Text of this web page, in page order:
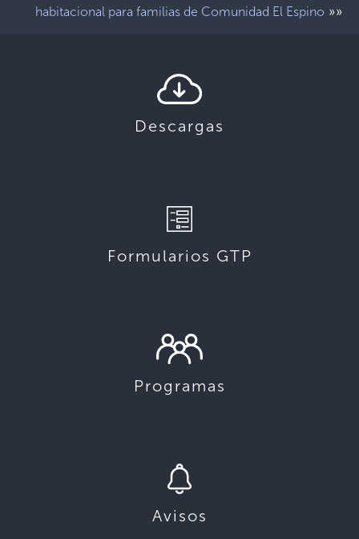
habitacional para familias de Comunidad El Espino »»
Descargas
Formularios GTP
Programas
Avisos